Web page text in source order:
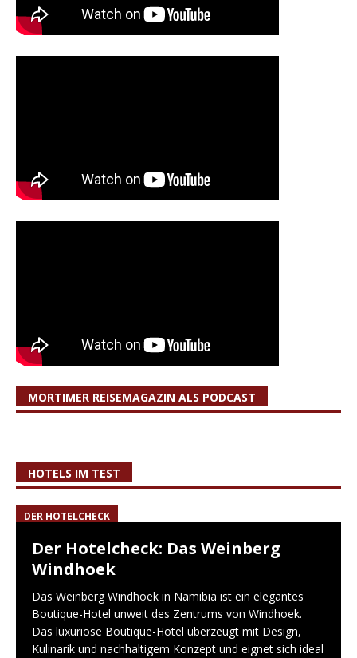
MORTIMER REISEMAGAZIN ALS PODCAST
HOTELS IM TEST
DER HOTELCHECK
Der Hotelcheck: Das Weinberg
Windhoek
Das Weinberg Windhoek in Namibia ist ein elegantes
Boutique-Hotel unweit des Zentrums von Windhoek.
Das luxuriöse Boutique-Hotel überzeugt mit Design,
Kulinarik und nachhaltigem Konzept und eignet sich ideal